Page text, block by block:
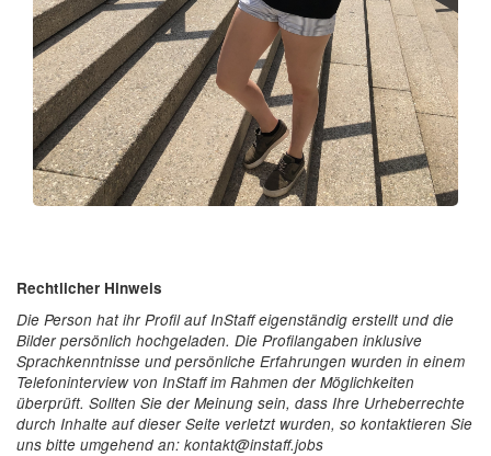
Rechtlicher Hinweis
Die Person hat ihr Profil auf InStaff eigenständig erstellt und die
Bilder persönlich hochgeladen. Die Profilangaben inklusive
Sprachkenntnisse und persönliche Erfahrungen wurden in einem
Telefoninterview von InStaff im Rahmen der Möglichkeiten
überprüft. Sollten Sie der Meinung sein, dass Ihre Urheberrechte
durch Inhalte auf dieser Seite verletzt wurden, so kontaktieren Sie
uns bitte umgehend an: kontakt@instaff.jobs